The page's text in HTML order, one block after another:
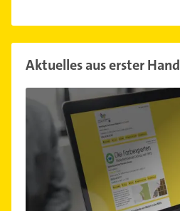
Aktuelles aus erster Hand